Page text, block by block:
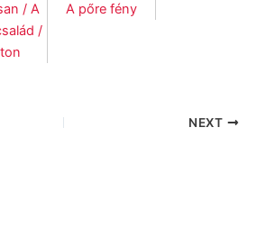
/ A
/
A pőre fény
NEXT